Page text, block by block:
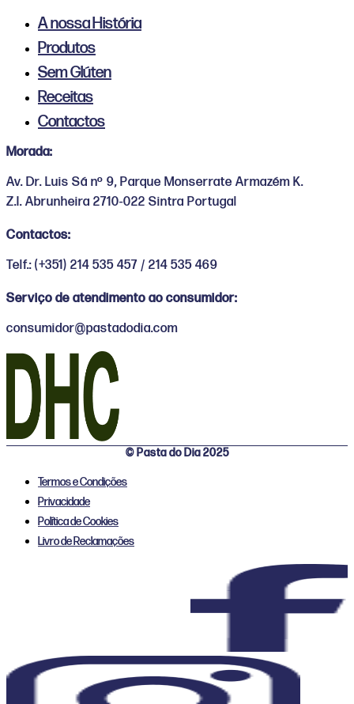
A nossa História
Produtos
Sem Glúten
Receitas
Contactos
Morada:
Av. Dr. Luis Sá nº 9, Parque Monserrate Armazém K.
Z.I. Abrunheira 2710-022 Sintra Portugal
Contactos:
Telf.: (+351) 214 535 457 / 214 535 469
Serviço de atendimento ao consumidor:
consumidor@pastadodia.com
© Pasta do Dia 2025
Termos e Condições
Privacidade
Política de Cookies
Livro de Reclamações